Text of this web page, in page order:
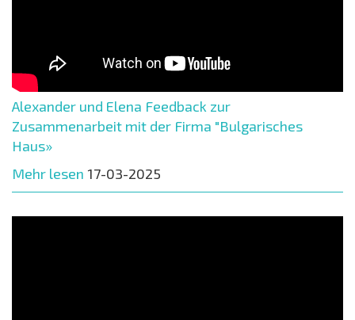
Alexander und Elena Feedback zur
Zusammenarbeit mit der Firma "Bulgarisches
Haus»
Mehr lesen 17-03-2025